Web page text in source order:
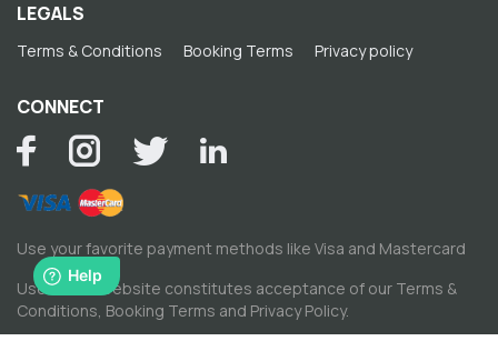
LEGALS
Terms & Conditions Booking Terms Privacy policy
CONNECT
Use your favorite payment methods like Visa and Mastercard
Use of this website constitutes acceptance of our Terms &
Conditions, Booking Terms and Privacy Policy.